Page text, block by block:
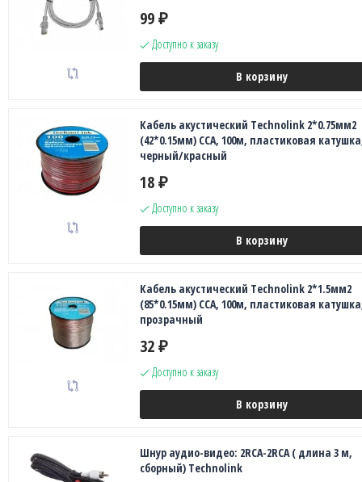
99 ₽
Доступно к заказу
В корзину
Кабель акустический Technolink 2*0.75мм2
(42*0.15мм) CCA, 100м, пластиковая
черный/красный
18 ₽
Доступно к заказу
В корзину
Кабель акустический Technolink 2*1.5мм2
(85*0.15мм) CCA, 100м, пластиковая
прозрачный
32 ₽
Доступно к заказу
В корзину
Шнур аудио-видео: 2RCA-2RCA ( длина 3 м,
сборный) Technolink